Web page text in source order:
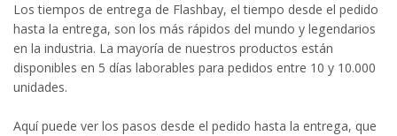
Los tiempos de entrega de Flashbay, el tiempo desde el pedido
hasta la entrega, son los más rápidos del mundo y legendarios
en la industria. La mayoría de nuestros productos están
disponibles en 5 días laborables para pedidos entre 10 y 10.000
unidades.
Aquí puede ver los pasos desde el pedido hasta la entrega, que